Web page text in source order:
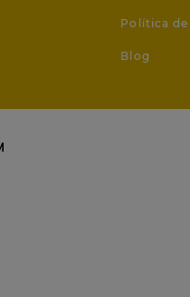
Política
Blog